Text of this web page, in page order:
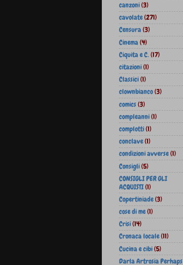
canzoni(3)
cavolate(271)
Censura(3)
Cinema(4)
Ciquita e C.(17)
citazioni(1)
Classici(1)
clownbianco(3)
comics(3)
compleanni(1)
complotti(1)
conclave(1)
condizioni avverse(1)
Consigli(5)
CONSIGLI PER GLI
ACQUISTI(1)
Copertiniade(3)
cose di me(1)
Crisi(14)
Cronaca locale(11)
Cucina e cibi(5)
Darla Artrosia Perhaps